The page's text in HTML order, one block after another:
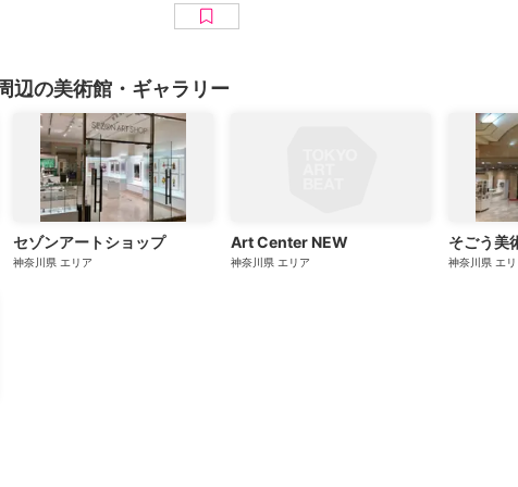
辺の美術館・ギャラリー
セゾンアートショップ
神奈川県 エリア
Art Center NEW
神奈川県 エリア
そごう美
神奈川県 エ